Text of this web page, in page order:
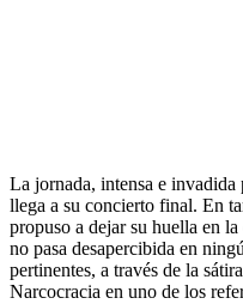
La jornada, intensa e invadida
llega a su concierto final. En
propuso a dejar su huella en la
no pasa desapercibida en
pertinentes, a través de la
Narcocracia en uno de los